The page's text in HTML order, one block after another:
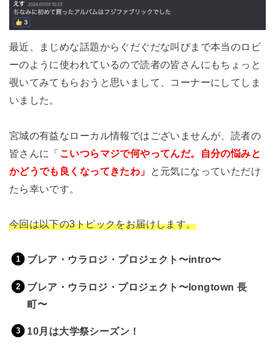
最近、まじめな話題からぐだぐだな叫びまで本当のロビ
ーのように使われているので読者の皆さんにもちょっと
覗いてみてもらおうと思いまして、コーナーにしてしま
いました。
宮城の有益なローカル情報ではございませんが、読者の
皆さんに「 こいつらマジで何やってんだ。自分の悩みと
かどうでも良くなってきたわ」
と元気になっていただけ
たら幸いです。
今回は以下の3トピックをお届けします。
ブレア・ウラロジ・プロジェクト〜intro〜
ブレア・ウラロジ・プロジェクト〜longtown 長
町〜
10月は大学祭シーズン！